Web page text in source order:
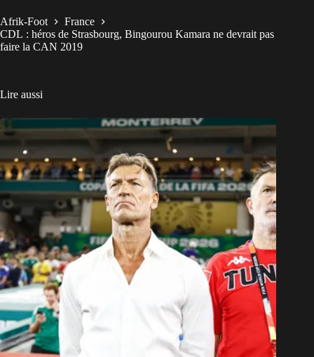
Afrik-Foot
France
CDL : héros de Strasbourg, Bingourou Kamara ne devrait pas
faire la CAN 2019
Lire aussi